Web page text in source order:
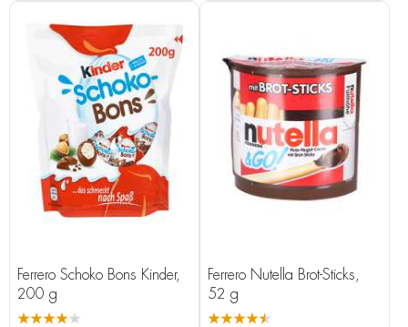
Ferrero Schoko Bons Kinder,
200 g
★★★★★
Ferrero Nutella Brot-Sticks,
52 g
★★★★★